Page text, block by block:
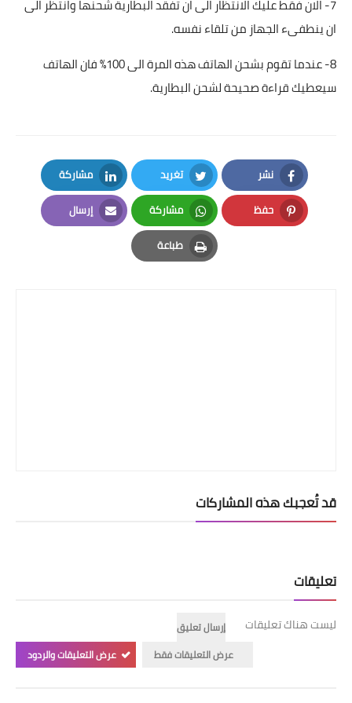
7- الان فقط عليك الانتظار الى ان تفقد البطارية شحنها وانتظر الى
ان ينطفىء الجهاز من تلقاء نفسه.
8- عندما تقوم بشحن الهاتف هذه المرة الى 100% فان الهاتف
سيعطيك قراءة صحيحة لشحن البطارية.
نشر
Facebook
تغريد
Twitter
مشاركة
LinkedIn
حفظ
Pinterest
مشاركة
Whatsapp
إرسال
Email
طباعة
Print
قد تُعجبك هذه المشاركات
تعليقات
ليست هناك تعليقات
إرسال تعليق
عرض التعليقات فقط
عرض التعليقات والردود